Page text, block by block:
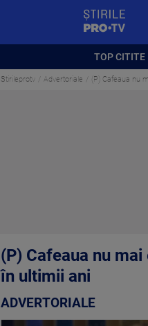
TOP CITITE
Stirileprotv Advertoriale (P) Cafeaua nu
(P) Cafeaua nu
în ultimii ani
ADVERTORIALE